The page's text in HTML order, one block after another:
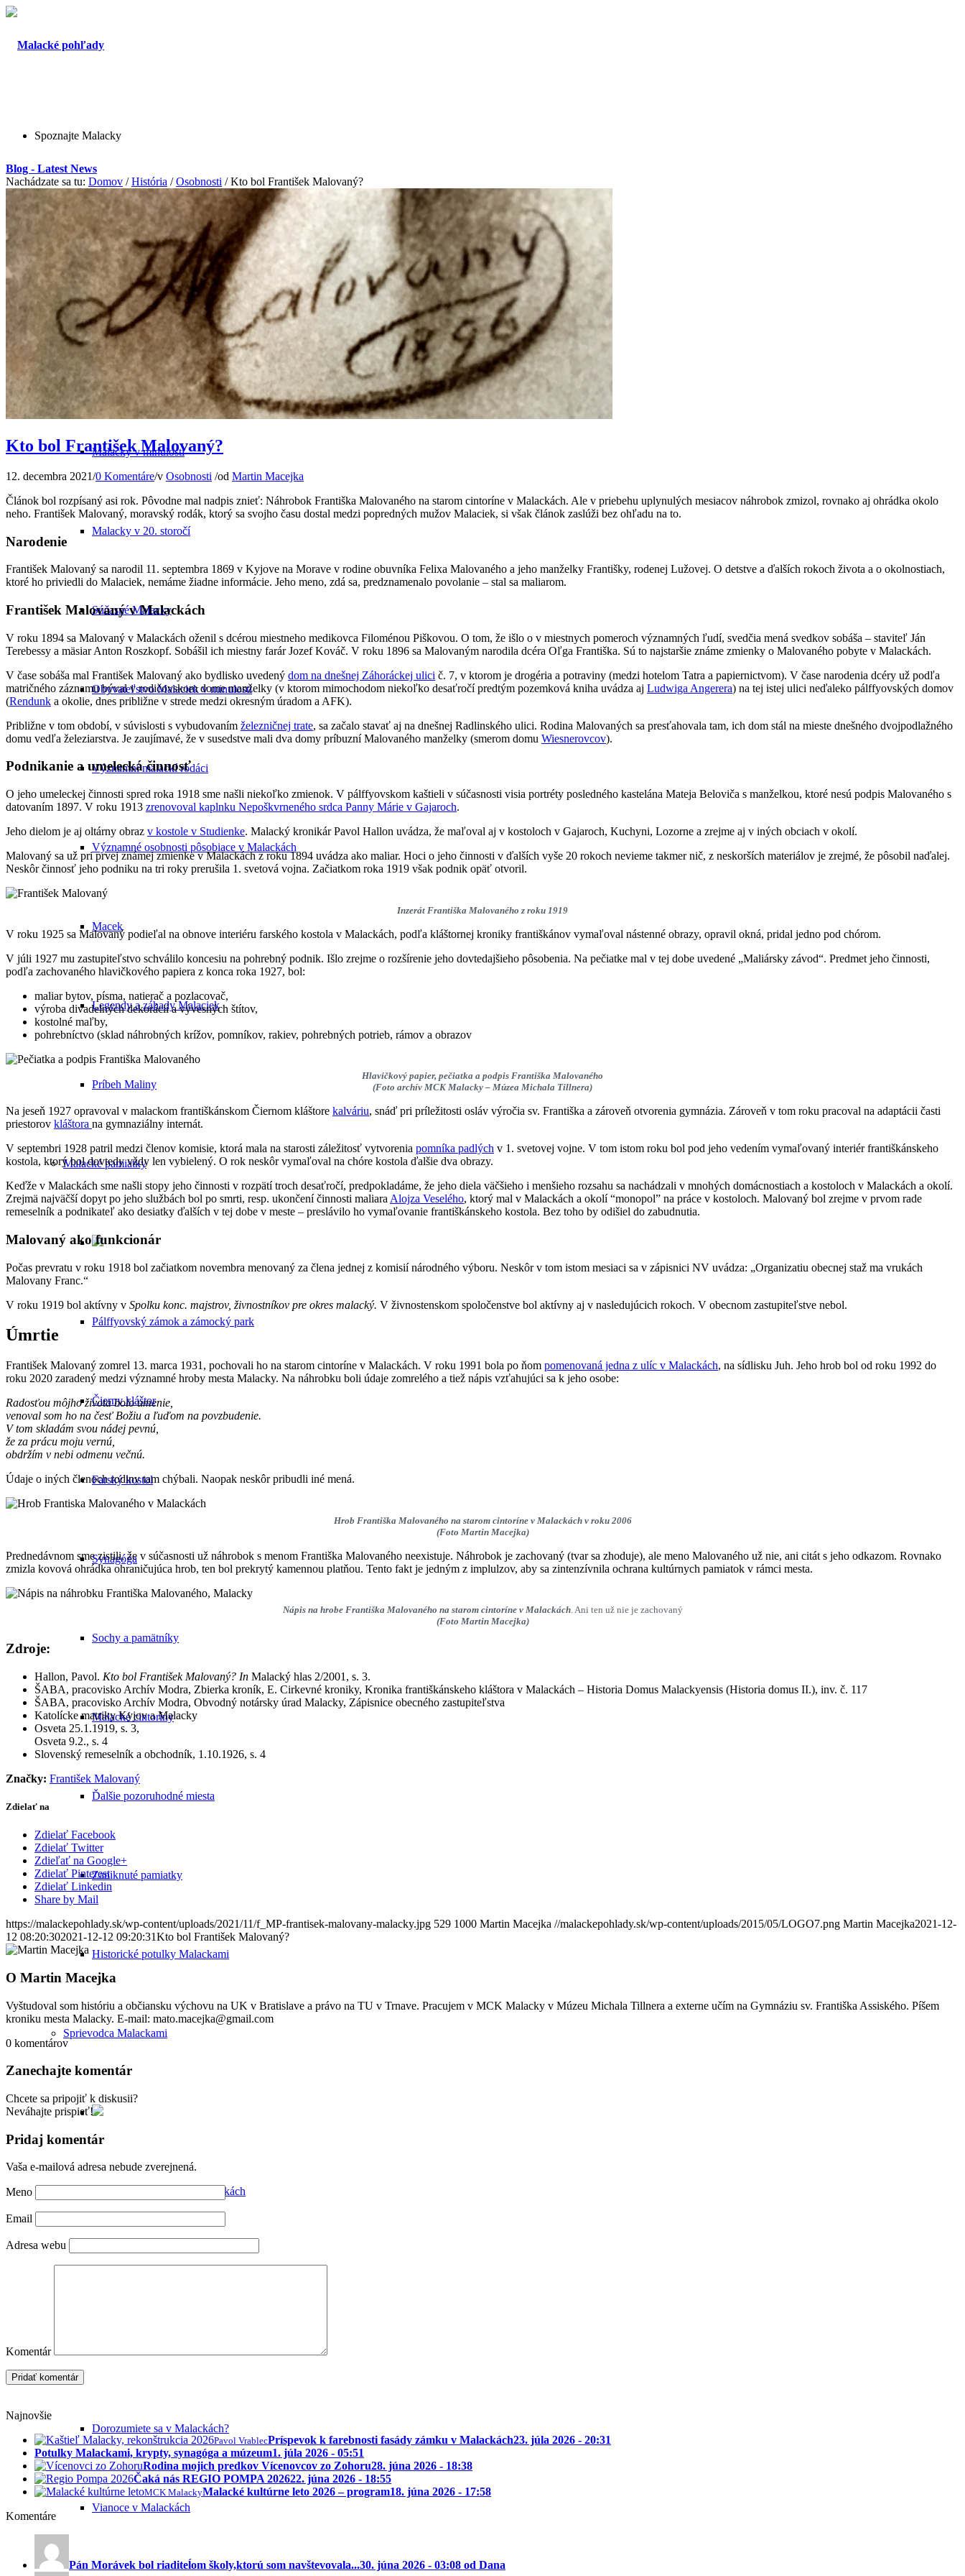
Spoznajte Malacky
O Malackách
Odkiaľ pochádza názov mesta
Malacky v minulosti
Malacky v 20. storočí
Súčasné Malacky
Obyvateľstvo Malaciek v minulosti
Významní malackí rodáci
Významné osobnosti pôsobiace v Malackách
Macek
Legendy a záhady Malaciek
Príbeh Maliny
Malacké pamiatky
Pálffyovský zámok a zámocký park
Čierny kláštor
Farský kostol
Synagóga
Sochy a pamätníky
Malacké cintoríny
Ďalšie pozoruhodné miesta
Zaniknuté pamiatky
Historické potulky Malackami
Sprievodca Malackami
Poznávacie okruhy po Malackách
Dorozumiete sa v Malackách?
Vianoce v Malackách
Blog - Latest News
Nachádzate sa tu: Domov / História / Osobnosti / Kto bol František Malovaný?
Kto bol František Malovaný?
12. decembra 2021/0 Komentáre/v Osobnosti /od Martin Macejka
Článok bol rozpísaný asi rok. Pôvodne mal nadpis znieť: Náhrobok Františka Malovaného na starom cintoríne v Malackách. Ale v priebehu uplynulých mesiacov náhrobok zmizol, rovnako aj ohrádka okolo
neho. František Malovaný, moravský rodák, ktorý sa svojho času dostal medzi popredných mužov Malaciek, si však článok zaslúži bez ohľadu na to.
Narodenie
František Malovaný sa narodil 11. septembra 1869 v Kyjove na Morave v rodine obuvníka Felixa Malovaného a jeho manželky Františky, rodenej Lužovej. O detstve a ďalších rokoch života a o okolnostiach,
ktoré ho priviedli do Malaciek, nemáme žiadne informácie. Jeho meno, zdá sa, predznamenalo povolanie – stal sa maliarom.
František Malovaný v Malackách
V roku 1894 sa Malovaný v Malackách oženil s dcérou miestneho medikovca Filoménou Piškovou. O tom, že išlo o v miestnych pomeroch významných ľudí, svedčia mená svedkov sobáša – staviteľ Ján
Terebessy a mäsiar Anton Roszkopf. Sobášil ich miestny farár Jozef Kováč. V roku 1896 sa Malovaným narodila dcéra Oľga Františka. Sú to najstaršie známe zmienky o Malovaného pobyte v Malackách.
V čase sobáša mal František Malovaný ako bydlisko uvedený dom na dnešnej Záhoráckej ulici č. 7, v ktorom je drogéria a potraviny (medzi hotelom Tatra a papiernictvom). V čase narodenia dcéry už podľa
matričného záznamu býval v rodičovskom dome manželky (v ktorom mimochodom niekoľko desaťročí predtým pozemková kniha uvádza aj Ludwiga Angerera) na tej istej ulici neďaleko pálffyovských domov
(Rendunk a okolie, dnes približne v strede medzi okresným úradom a AFK).
Približne v tom období, v súvislosti s vybudovaním železničnej trate, sa začalo stavať aj na dnešnej Radlinského ulici. Rodina Malovaných sa presťahovala tam, ich dom stál na mieste dnešného dvojpodlažného
domu vedľa železiarstva. Je zaujímavé, že v susedstve mali dva domy príbuzní Malovaného manželky (smerom domu Wiesnerovcov).
Podnikanie a umelecká činnosť
O jeho umeleckej činnosti spred roka 1918 sme našli niekoľko zmienok. V pálffyovskom kaštieli v súčasnosti visia portréty posledného kastelána Mateja Beloviča s manželkou, ktoré nesú podpis Malovaného s
datovaním 1897. V roku 1913 zrenovoval kaplnku Nepoškvrneného srdca Panny Márie v Gajaroch.
Jeho dielom je aj oltárny obraz v kostole v Studienke. Malacký kronikár Pavol Hallon uvádza, že maľoval aj v kostoloch v Gajaroch, Kuchyni, Lozorne a zrejme aj v iných obciach v okolí.
Malovaný sa už pri prvej známej zmienke v Malackách z roku 1894 uvádza ako maliar. Hoci o jeho činnosti v ďalších vyše 20 rokoch nevieme takmer nič, z neskorších materiálov je zrejmé, že pôsobil naďalej.
Neskôr činnosť jeho podniku na tri roky prerušila 1. svetová vojna. Začiatkom roka 1919 však podnik opäť otvoril.
Inzerát Františka Malovaného z roku 1919
V roku 1925 sa Malovaný podieľal na obnove interiéru farského kostola v Malackách, podľa kláštornej kroniky františkánov vymaľoval nástenné obrazy, opravil okná, pridal jedno pod chórom.
V júli 1927 mu zastupiteľstvo schválilo koncesiu na pohrebný podnik. Išlo zrejme o rozšírenie jeho dovtedajšieho pôsobenia. Na pečiatke mal v tej dobe uvedené „Maliársky závod“. Predmet jeho činnosti,
podľa zachovaného hlavičkového papiera z konca roka 1927, bol:
maliar bytov, písma, natierač a pozlacovač,
výroba divadelných dekorácií a vývesných štítov,
kostolné maľby,
pohrebníctvo (sklad náhrobných krížov, pomníkov, rakiev, pohrebných potrieb, rámov a obrazov
Hlavičkový papier, pečiatka a podpis Františka Malovaného
(Foto archív MCK Malacky – Múzea Michala Tillnera)
Na jeseň 1927 opravoval v malackom františkánskom Čiernom kláštore kalváriu, snáď pri príležitosti osláv výročia sv. Františka a zároveň otvorenia gymnázia. Zároveň v tom roku pracoval na adaptácii časti
priestorov kláštora na gymnaziálny internát.
V septembri 1928 patril medzi členov komisie, ktorá mala na starosti záležitosť vytvorenia pomníka padlých v 1. svetovej vojne. V tom istom roku bol pod jeho vedením vymaľovaný interiér františkánskeho
kostola, ktorý bol dovtedy vždy len vybielený. O rok neskôr vymaľoval na chóre kostola ďalšie dva obrazy.
Keďže v Malackách sme našli stopy jeho činnosti v rozpätí troch desaťročí, predpokladáme, že jeho diela väčšieho i menšieho rozsahu sa nachádzali v mnohých domácnostiach a kostoloch v Malackách a okolí.
Zrejmä najväčší dopyt po jeho službách bol po smrti, resp. ukončení činnosti maliara Alojza Veselého, ktorý mal v Malackách a okolí “monopol” na práce v kostoloch. Malovaný bol zrejme v prvom rade
remeselník a podnikateľ ako desiatky ďalších v tej dobe v meste – preslávilo ho vymaľovanie františkánskeho kostola. Bez toho by odišiel do zabudnutia.
Malovaný ako funkcionár
Počas prevratu v roku 1918 bol začiatkom novembra menovaný za člena jednej z komisií národného výboru. Neskôr v tom istom mesiaci sa v zápisnici NV uvádza: „Organizatiu obecnej staž ma vrukách
Malovany Franc.“
V roku 1919 bol aktívny v Spolku konc. majstrov, živnostníkov pre okres malacký. V živnostenskom spoločenstve bol aktívny aj v nasledujúcich rokoch. V obecnom zastupiteľstve nebol.
Úmrtie
František Malovaný zomrel 13. marca 1931, pochovali ho na starom cintoríne v Malackách. V roku 1991 bola po ňom pomenovaná jedna z ulíc v Malackách, na sídlisku Juh. Jeho hrob bol od roku 1992 do
roku 2020 zaradený medzi významné hroby mesta Malacky. Na náhrobku boli údaje zomrelého a tiež nápis vzťahujúci sa k jeho osobe:
Radosťou môjho života bolo umenie,
venoval som ho na česť Božiu a ľuďom na povzbudenie.
V tom skladám svou nádej pevnú,
že za prácu moju vernú,
obdržím v nebi odmenu večnú.
Údaje o iných členoch rodiny tam chýbali. Naopak neskôr pribudli iné mená.
Hrob Františka Malovaného na starom cintoríne v Malackách v roku 2006
(Foto Martin Macejka)
Prednedávnom sme zistili, že v súčasnosti už náhrobok s menom Františka Malovaného neexistuje. Náhrobok je zachovaný (tvar sa zhoduje), ale meno Malovaného už nie, ani citát s jeho odkazom. Rovnako
zmizla kovová ohrádka ohraničujúca hrob, ten bol prekrytý kamennou platňou. Tento fakt je jedným z implulzov, aby sa zintenzívnila ochrana kultúrnych pamiatok v rámci mesta.
Nápis na hrobe Františka Malovaného na starom cintoríne v Malackách. Ani ten už nie je zachovaný
(Foto Martin Macejka)
Zdroje:
Hallon, Pavol. Kto bol František Malovaný? In Malacký hlas 2/2001, s. 3.
ŠABA, pracovisko Archív Modra, Zbierka kroník, E. Cirkevné kroniky, Kronika františkánskeho kláštora v Malackách – Historia Domus Malackyensis (Historia domus II.), inv. č. 117
ŠABA, pracovisko Archív Modra, Obvodný notársky úrad Malacky, Zápisnice obecného zastupiteľstva
Katolícke matriky Kyjov a Malacky
Osveta 25.1.1919, s. 3,
Osveta 9.2., s. 4
Slovenský remeselník a obchodník, 1.10.1926, s. 4
Značky: František Malovaný
Zdielať na
Zdielať Facebook
Zdielať Twitter
Zdieľať na Google+
Zdielať Pinterest
Zdielať Linkedin
Share by Mail
https://malackepohlady.sk/wp-content/uploads/2021/11/f_MP-frantisek-malovany-malacky.jpg 529 1000 Martin Macejka //malackepohlady.sk/wp-content/uploads/2015/05/LOGO7.png Martin Macejka2021-12-
12 08:20:302021-12-12 09:20:31Kto bol František Malovaný?
O Martin Macejka
Vyštudoval som históriu a občiansku výchovu na UK v Bratislave a právo na TU v Trnave. Pracujem v MCK Malacky v Múzeu Michala Tillnera a externe učím na Gymnáziu sv. Františka Assiského. Píšem
kroniku mesta Malacky. E-mail: mato.macejka@gmail.com
0 komentárov
Zanechajte komentár
Chcete sa pripojiť k diskusii?
Neváhajte prispieť!
Pridaj komentár
Vaša e-mailová adresa nebude zverejnená.
Meno
Email
Adresa webu
Komentár
Najnovšie
Pavol VrablecPríspevok k farebnosti fasády zámku v Malackách23. júla 2026 - 20:31
Potulky Malackami, krypty, synagóga a múzeum1. júla 2026 - 05:51
Rodina mojich predkov Vícenovcov zo Zohoru28. júna 2026 - 18:38
Čaká nás REGIO POMPA 202622. júna 2026 - 18:55
MCK MalackyMalacké kultúrne leto 2026 – program18. júna 2026 - 17:58
Komentáre
Pán Morávek bol riaditeĺom školy,ktorú som navštevovala...30. júna 2026 - 03:08 od Dana